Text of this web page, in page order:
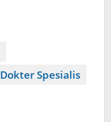
Dokter Spesialis